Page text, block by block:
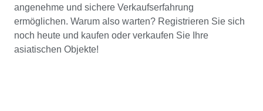
angenehme und sichere Verkaufserfahrung
ermöglichen. Warum also warten? Registrieren Sie sich
noch heute und kaufen oder verkaufen Sie Ihre
asiatischen Objekte!